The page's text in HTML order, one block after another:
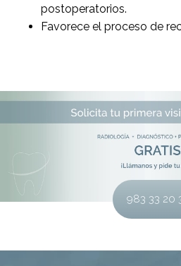
postoperatorios.
Favorece el proceso de
983 33 20